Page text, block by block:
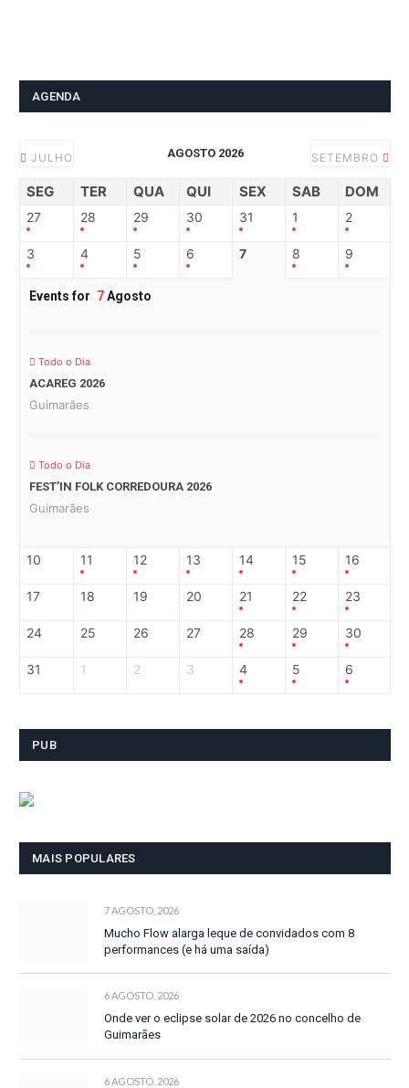
AGENDA
JULHO AGOSTO 2026 SETEMBRO
SEG TER QUA QUI SEX SAB DOM
27 28 29 30 31 1 2
3 4 5 6 7 8 9
Events for 7Agosto
Todo o Dia
ACAREG 2026
Guimarães
Todo o Dia
FEST’IN FOLK CORREDOURA 2026
Guimarães
10 11 12 13 14 15 16
17 18 19 20 21 22 23
24 25 26 27 28 29 30
31 1 2 3 4 5 6
PUB
MAIS POPULARES
7 AGOSTO, 2026
Mucho Flow alarga leque de convidados com 8
performances (e há uma saída)
6 AGOSTO, 2026
Onde ver o eclipse solar de 2026 no concelho de
Guimarães
6 AGOSTO, 2026